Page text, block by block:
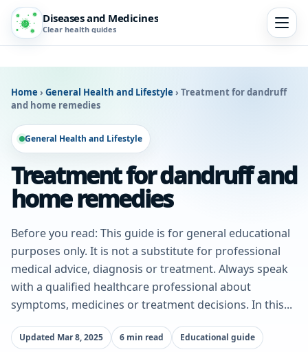
Diseases and Medicines
Clear health guides
Home › General Health and Lifestyle › Treatment for dandruff
and home remedies
General Health and Lifestyle
Treatment for dandruff and
home remedies
Before you read: This guide is for general educational
purposes only. It is not a substitute for professional
medical advice, diagnosis or treatment. Always speak
with a qualified healthcare professional about
symptoms, medicines or treatment decisions. In this...
Updated Mar 8, 2025 6 min read Educational guide